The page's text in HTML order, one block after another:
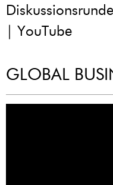
| YouTube
GLOBAL